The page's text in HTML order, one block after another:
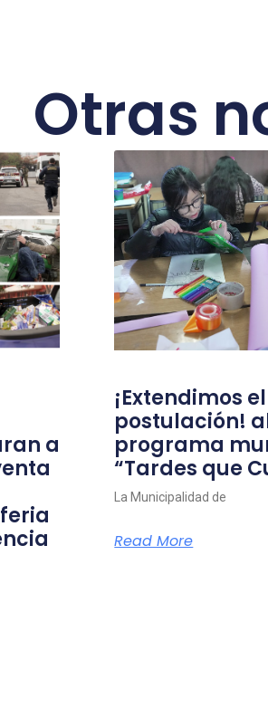
Otras
a
¡Extendimos
postulación!
programa
“Tardes que
La Municipalidad de
Read More